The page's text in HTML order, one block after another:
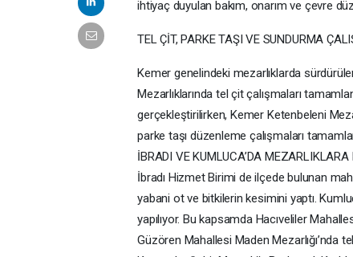
ihtiyaç duyulan bakım, onarım ve çevre
TEL ÇİT, PARKE TAŞI VE SUNDURMA
Kemer genelindeki mezarlıklarda
Mezarlıklarında tel çit çalışmaları
gerçekleştirilirken, Kemer Ketenbeleni
parke taşı düzenleme çalışmaları
İBRADI VE KUMLUCA’DA MEZARLIKLARA
İbradı Hizmet Birimi de ilçede bulunan
yabani ot ve bitkilerin kesimini yaptı.
yapılıyor. Bu kapsamda Hacıveliler
Güzören Mahallesi Maden Mezarlığı’nda